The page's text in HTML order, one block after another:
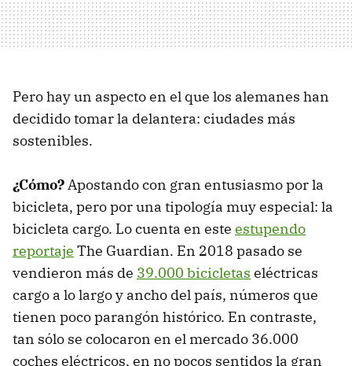
Pero hay un aspecto en el que los alemanes han
decidido tomar la delantera: ciudades más
sostenibles.
¿Cómo?Apostando con gran entusiasmo por la
bicicleta, pero por una tipología muy especial: la
bicicleta cargo. Lo cuenta en este estupendo
reportaje The Guardian. En 2018 pasado se
vendieron más de 39.000 bicicletas eléctricas
cargo a lo largo y ancho del país, números que
tienen poco parangón histórico. En contraste,
tan sólo se colocaron en el mercado 36.000
coches eléctricos, en no pocos sentidos la gran